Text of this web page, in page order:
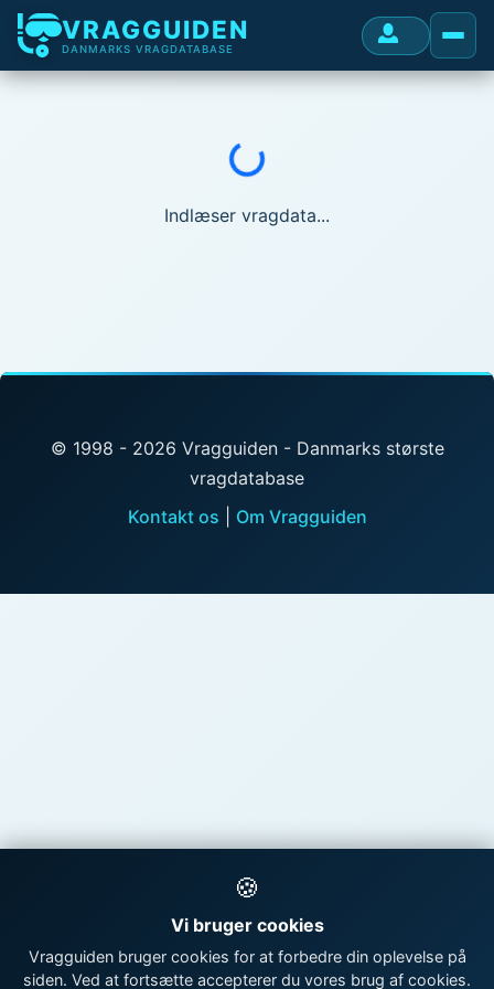
VRAGGUIDEN
DANMARKS VRAGDATABASE
Indlæser...
Indlæser vragdata...
© 1998 - 2026 Vragguiden - Danmarks største
vragdatabase
Kontakt os
Om Vragguiden
🍪
Vi bruger cookies
Vragguiden bruger cookies for at forbedre din oplevelse på
siden. Ved at fortsætte accepterer du vores brug af cookies.